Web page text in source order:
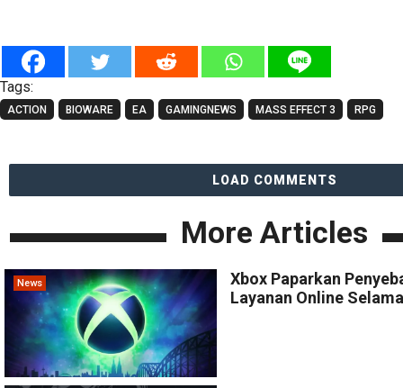
Tags:
ACTION BIOWARE EA GAMINGNEWS MASS EFFECT 3 RPG
LOAD COMMENTS
More Articles
News
Xbox Paparkan
Layanan Online